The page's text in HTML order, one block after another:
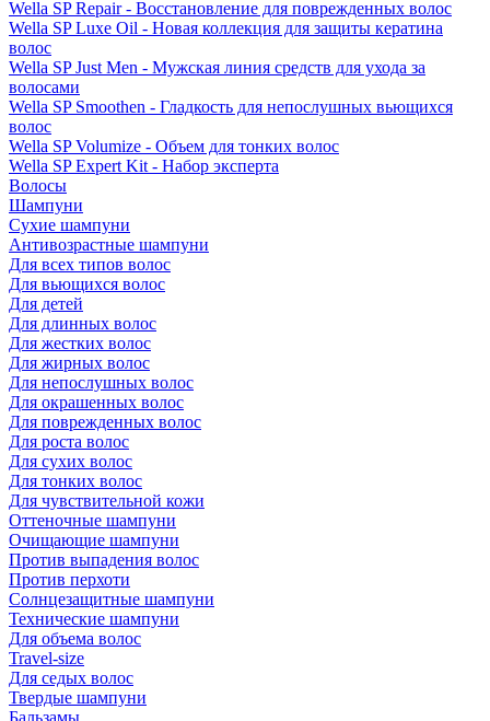
Wella SP Repair - Восстановление для поврежденных волос
Wella SP Luxe Oil - Новая коллекция для защиты кератина
волос
Wella SP Just Men - Мужская линия средств для ухода за
волосами
Wella SP Smoothen - Гладкость для непослушных вьющихся
волос
Wella SP Volumize - Объем для тонких волос
Wella SP Expert Kit - Набор эксперта
Волосы
Шампуни
Сухие шампуни
Антивозрастные шампуни
Для всех типов волос
Для вьющихся волос
Для детей
Для длинных волос
Для жестких волос
Для жирных волос
Для непослушных волос
Для окрашенных волос
Для поврежденных волос
Для роста волос
Для сухих волос
Для тонких волос
Для чувствительной кожи
Оттеночные шампуни
Очищающие шампуни
Против выпадения волос
Против перхоти
Солнцезащитные шампуни
Технические шампуни
Для объема волос
Travel-size
Для седых волос
Твердые шампуни
Бальзамы